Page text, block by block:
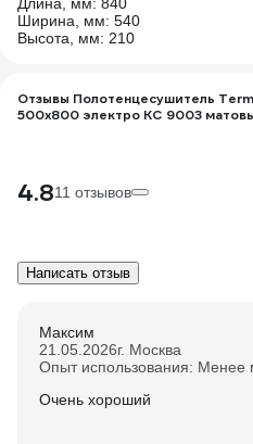
Ширина, мм: 540
Высота, мм: 210
Отзывы Полотенцесушитель
500x800 электро КС 9003
4.811 отзывов
Написать отзыв
Максим
21.05.2026г. Москва
Опыт использования: Менее
Очень хороший